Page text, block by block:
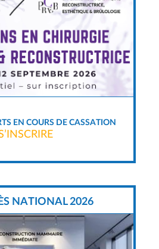
EN COURS DE CASSATION
NATIONAL 2026